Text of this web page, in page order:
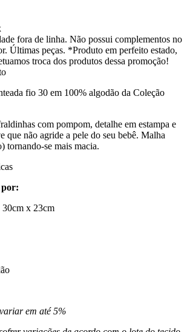
fora de linha. Não possui complementos no
Últimas peças. *Produto em perfeito estado,
troca dos produtos dessa promoção!
fio 30 em 100% algodão da Coleção
com pompom, detalhe em estampa e
que não agride a pele do seu bebê. Malha
tornando-se mais macia.
por:
x 23cm
em até 5%